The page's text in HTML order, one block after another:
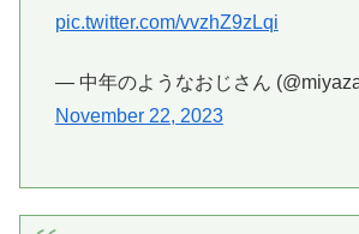
pic.twitter.com/vvzhZ9zLqi
— 中年のようなおじさん
November 22, 2023